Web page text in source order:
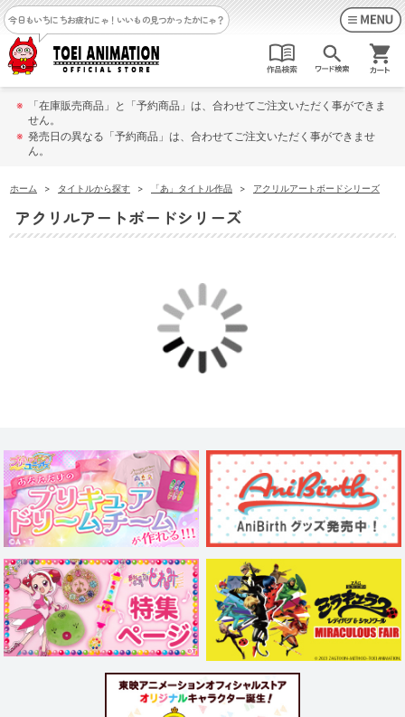
今日もいちにちお疲れにゃ！ いいもの見つかったかにゃ？
※
「在庫販売商品」と「予約商品」は、合わせてご注文いただく事ができま
せん。
※ 発売日の異なる「予約商品」は、合わせてご注文いただく事ができませ
ん。
ホーム > タイトルから探す > 「あ」タイトル作品 > アクリルアートボードシリーズ
アクリルアートボードシリーズ